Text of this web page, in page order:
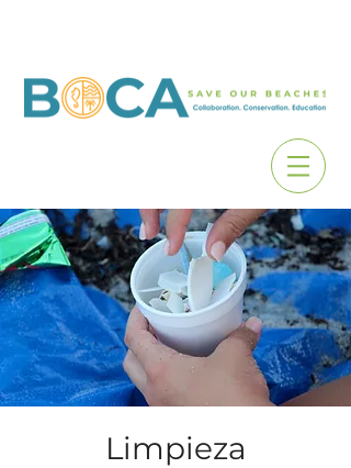
Limpieza